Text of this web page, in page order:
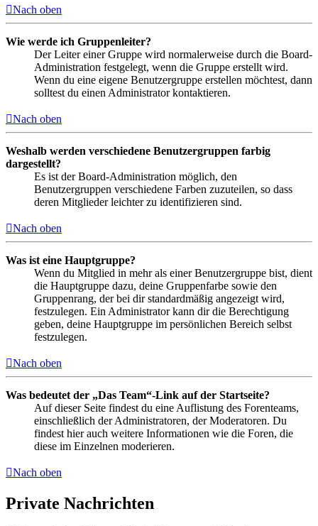
Nach oben
Wie werde ich Gruppenleiter?
Der Leiter einer Gruppe wird normalerweise durch die Board-
Administration festgelegt, wenn die Gruppe erstellt wird.
Wenn du eine eigene Benutzergruppe erstellen möchtest, dann
solltest du einen Administrator kontaktieren.
Nach oben
Weshalb werden verschiedene Benutzergruppen farbig
dargestellt?
Es ist der Board-Administration möglich, den
Benutzergruppen verschiedene Farben zuzuteilen, so dass
deren Mitglieder leichter zu identifizieren sind.
Nach oben
Was ist eine Hauptgruppe?
Wenn du Mitglied in mehr als einer Benutzergruppe bist, dient
die Hauptgruppe dazu, deine Gruppenfarbe sowie den
Gruppenrang, der bei dir standardmäßig angezeigt wird,
festzulegen. Ein Administrator kann dir die Berechtigung
geben, deine Hauptgruppe im persönlichen Bereich selbst
festzulegen.
Nach oben
Was bedeutet der „Das Team“-Link auf der Startseite?
Auf dieser Seite findest du eine Auflistung des Forenteams,
einschließlich der Administratoren, der Moderatoren. Du
findest hier auch weitere Informationen wie die Foren, die
diese im Einzelnen moderieren.
Nach oben
Private Nachrichten